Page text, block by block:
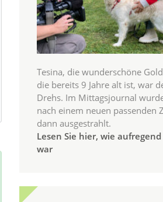
Tesina, die wunderschöne
die bereits 9 Jahre alt ist, war
Drehs. Im Mittagsjournal
nach einem neuen passenden
dann ausgestrahlt.
Lesen Sie hier, wie aufregend
war